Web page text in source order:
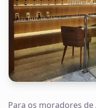
Para os moradores